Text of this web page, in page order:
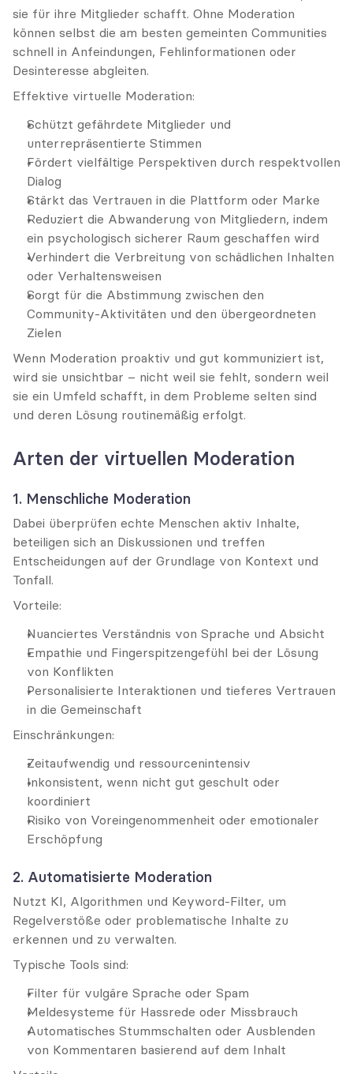
sie für ihre Mitglieder schafft. Ohne Moderation
können selbst die am besten gemeinten Communities
schnell in Anfeindungen, Fehlinformationen oder
Desinteresse abgleiten.
Effektive virtuelle Moderation:
Schützt gefährdete Mitglieder und
unterrepräsentierte Stimmen
Fördert vielfältige Perspektiven durch respektvollen
Dialog
Stärkt das Vertrauen in die Plattform oder Marke
Reduziert die Abwanderung von Mitgliedern, indem
ein psychologisch sicherer Raum geschaffen wird
Verhindert die Verbreitung von schädlichen Inhalten
oder Verhaltensweisen
Sorgt für die Abstimmung zwischen den
Community-Aktivitäten und den übergeordneten
Zielen
Wenn Moderation proaktiv und gut kommuniziert ist,
wird sie unsichtbar – nicht weil sie fehlt, sondern weil
sie ein Umfeld schafft, in dem Probleme selten sind
und deren Lösung routinemäßig erfolgt.
Arten der virtuellen Moderation
1. Menschliche Moderation
Dabei überprüfen echte Menschen aktiv Inhalte,
beteiligen sich an Diskussionen und treffen
Entscheidungen auf der Grundlage von Kontext und
Tonfall.
Vorteile:
Nuanciertes Verständnis von Sprache und Absicht
Empathie und Fingerspitzengefühl bei der Lösung
von Konflikten
Personalisierte Interaktionen und tieferes Vertrauen
in die Gemeinschaft
Einschränkungen:
Zeitaufwendig und ressourcenintensiv
Inkonsistent, wenn nicht gut geschult oder
koordiniert
Risiko von Voreingenommenheit oder emotionaler
Erschöpfung
2. Automatisierte Moderation
Nutzt KI, Algorithmen und Keyword-Filter, um
Regelverstöße oder problematische Inhalte zu
erkennen und zu verwalten.
Typische Tools sind:
Filter für vulgäre Sprache oder Spam
Meldesysteme für Hassrede oder Missbrauch
Automatisches Stummschalten oder Ausblenden
von Kommentaren basierend auf dem Inhalt